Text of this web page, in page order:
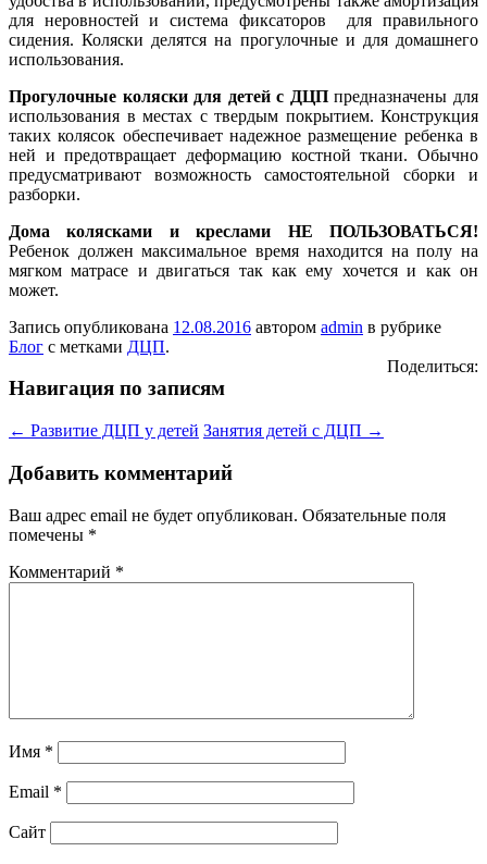
для неровностей и система фиксаторов для правильного
сидения. Коляски делятся на прогулочные и для домашнего
использования.
Прогулочные коляски для детей с ДЦПпредназначены для
использования в местах с твердым покрытием. Конструкция
таких колясок обеспечивает надежное размещение ребенка в
ней и предотвращает деформацию костной ткани. Обычно
предусматривают возможность самостоятельной сборки и
разборки.
Дома колясками и креслами НЕ ПОЛЬЗОВАТЬСЯ!
Ребенок должен максимальное время находится на полу на
мягком матрасе и двигаться так как ему хочется и как он
может.
Запись опубликована 12.08.2016 автором admin в рубрике
Блог с метками ДЦП.
Поделиться:
Навигация по записям
← Развитие ДЦП у детей Занятия детей с ДЦП →
Добавить комментарий
Ваш адрес email не будет опубликован. Обязательные поля
помечены *
Комментарий *
Имя *
Email *
Сайт